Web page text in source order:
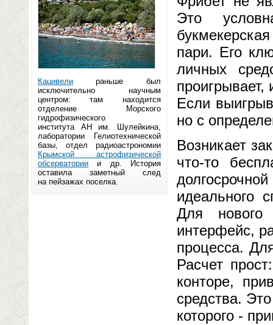
Кацивели раньше был
исключительно научным
центром: там находится
отделение Морского
гидрофизического
института АН им. Шулейкина,
лаборатории Гелиотехнической
базы, отдел радиоастрономии
Крымской астрофизической
обсерватории и др. История
оставила заметный след
на пейзажах поселка.
Это
пари. Его
личных
проигрывает,
Если
но с
Возникает
что-то
идеального
Для нового
интерфейс,
процесса.
Расчет
конторе,
средства.
которого -